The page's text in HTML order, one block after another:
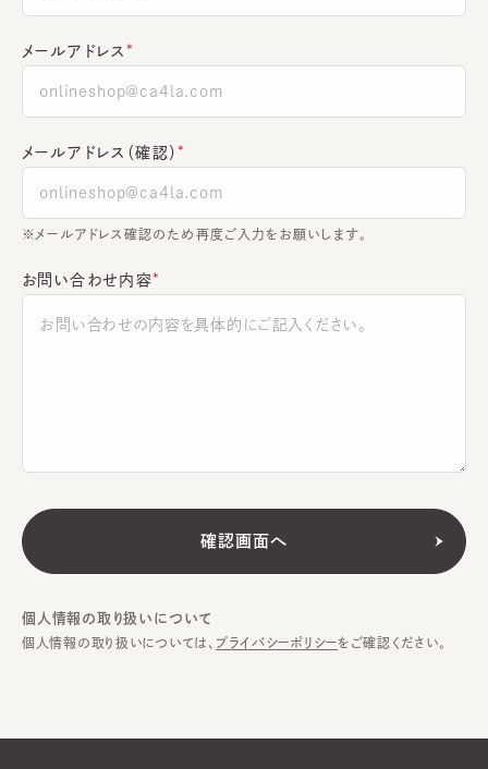
メールアドレス
メールアドレス（確認）
※メールアドレス確認のため再度ご入力をお願いします。
お問い合わせ内容
個人情報の取り扱いについて
個人情報の取り扱いについては、 プライバシーポリシーをご確認ください。